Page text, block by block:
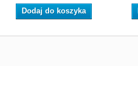
Dodaj do koszyka